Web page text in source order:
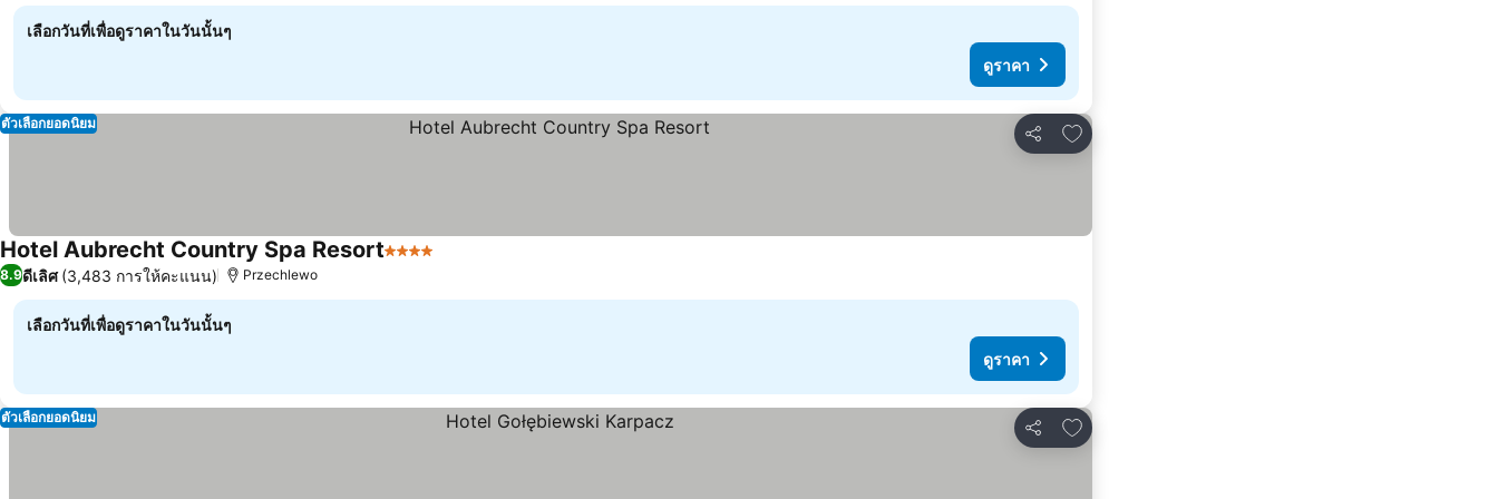
เลือกวันที่เพื่อดูราคาในวันนั้นๆ
ดูราคา
แชร์
เพิ่มในรายการโปรด
ตัวเลือกยอดนิยม
Hotel Aubrecht Country Spa Resort4 ดาว
8.9ดีเลิศ (3,483 การให้คะแนน) Przechlewo
เลือกวันที่เพื่อดูราคาในวันนั้นๆ
ดูราคา
แชร์
เพิ่มในรายการโปรด
ตัวเลือกยอดนิยม